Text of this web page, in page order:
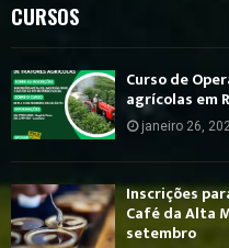
CURSOS
Curso de
agrícolas em
janeiro 26,
Inscrições
Café da Alta
setembro